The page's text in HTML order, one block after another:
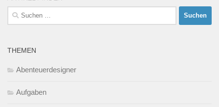
Suchen
nach:
THEMEN
Abenteuerdesigner
Aufgaben